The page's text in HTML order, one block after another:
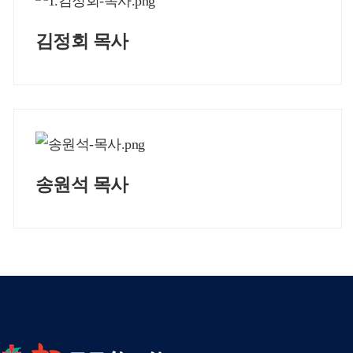
김정회 목사
송원석 목사